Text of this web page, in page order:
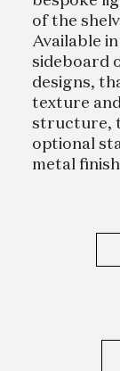
of the
Available
sideboard
designs,
texture
structure,
optional
metal